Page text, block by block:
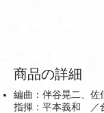
商品の詳細
編曲：伴谷晃二、佐
指揮：平本義和 ／